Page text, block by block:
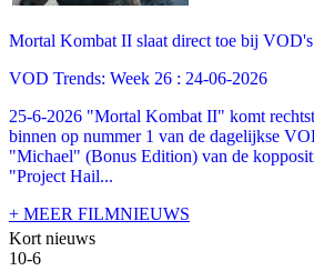
Mortal Kombat II slaat direct toe bij VOD's
VOD Trends: Week 26 : 24-06-2026
25-6-2026 "Mortal Kombat II" komt
binnen op nummer 1 van de dagelijkse
"Michael" (Bonus Edition) van de
"Project Hail...
+ MEER FILMNIEUWS
Kort nieuws
10-6